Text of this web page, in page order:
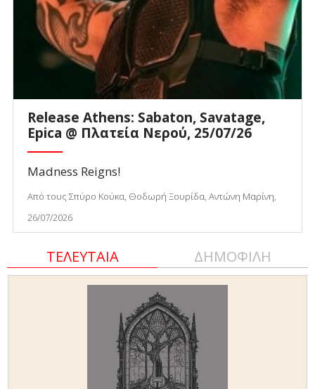
Release Athens: Sabaton, Savatage,
Epica @ Πλατεία Νερού, 25/07/26
Madness Reigns!
Από τους Σπύρο Κούκα, Θοδωρή Ξουρίδα, Αντώνη Μαρίνη,
26/07/2026
ΤΕΛΕΥΤΑΙΑ ΔΗΜΟΦΙΛΗ